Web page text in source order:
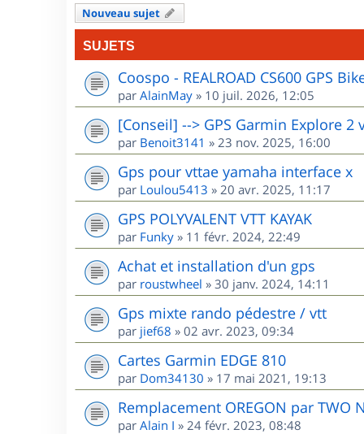
Nouveau sujet
SUJETS
Coospo - REALROAD CS600 GPS
par AlainMay » 10 juil. 2026, 12:05
[Conseil] --> GPS Garmin Explore 2
par Benoit3141 » 23 nov. 2025, 16:00
Gps pour vttae yamaha interface x
par Loulou5413 » 20 avr. 2025, 11:17
GPS POLYVALENT VTT KAYAK
par Funky » 11 févr. 2024, 22:49
Achat et installation d'un gps
par roustwheel » 30 janv. 2024, 14:11
Gps mixte rando pédestre / vtt
par jief68 » 02 avr. 2023, 09:34
Cartes Garmin EDGE 810
par Dom34130 » 17 mai 2021, 19:13
Remplacement OREGON par TWO
par Alain I » 24 févr. 2023, 08:48